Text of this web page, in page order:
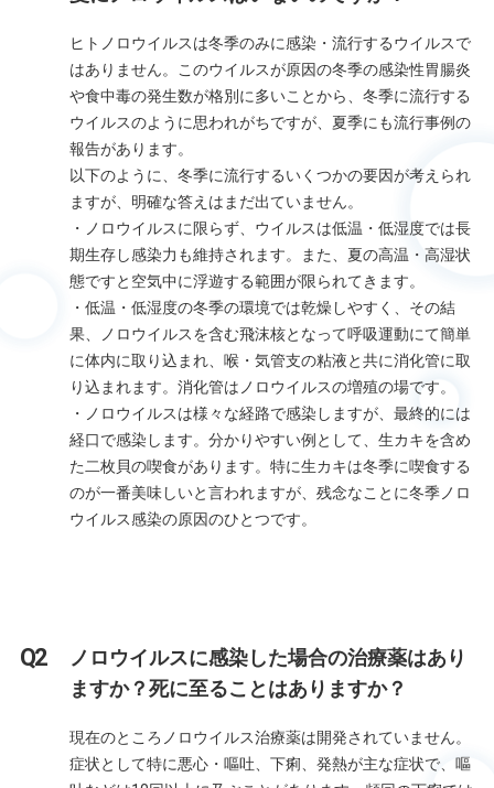
ヒトノロウイルスは冬季のみに感染・流行するウイルスで
はありません。このウイルスが原因の冬季の感染性胃腸炎
や食中毒の発生数が格別に多いことから、冬季に流行する
ウイルスのように思われがちですが、夏季にも流行事例の
報告があります。
以下のように、冬季に流行するいくつかの要因が考えられ
ますが、明確な答えはまだ出ていません。
・ノロウイルスに限らず、ウイルスは低温・低湿度では長
期生存し感染力も維持されます。また、夏の高温・高湿状
態ですと空気中に浮遊する範囲が限られてきます。
・低温・低湿度の冬季の環境では乾燥しやすく、その結
果、ノロウイルスを含む飛沫核となって呼吸運動にて簡単
に体内に取り込まれ、喉・気管支の粘液と共に消化管に取
り込まれます。消化管はノロウイルスの増殖の場です。
・ノロウイルスは様々な経路で感染しますが、最終的には
経口で感染します。分かりやすい例として、生カキを含め
た二枚貝の喫食があります。特に生カキは冬季に喫食する
のが一番美味しいと言われますが、残念なことに冬季ノロ
ウイルス感染の原因のひとつです。
ノロウイルスに感染した場合の治療薬はあり
ますか？死に至ることはありますか？
現在のところノロウイルス治療薬は開発されていません。
症状として特に悪心・嘔吐、下痢、発熱が主な症状で、嘔